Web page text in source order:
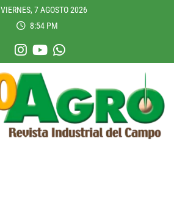
VIERNES, 7 AGOSTO 2026
8:54 PM